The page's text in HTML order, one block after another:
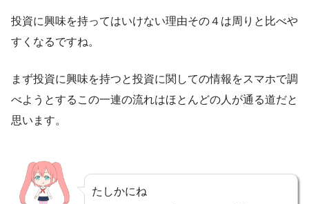
投資に興味を持ってはいけない理由その４は周りと比べや
すくなるですね。
まず投資に興味を持つと投資に関しての情報をスマホで調
べようとするこの一連の流れはほとんどの人が通る道だと
思います。
たしかにね